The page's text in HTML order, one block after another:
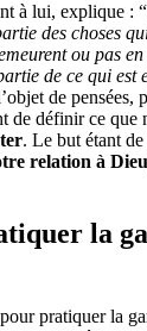
à lui, explique : “
des choses
ou pas
de ce qui est
de pensées,
de définir ce que
. Le but étant
relation à Dieu
la
pratiquer la